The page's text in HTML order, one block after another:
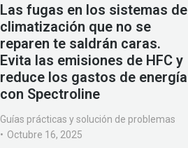
Las fugas en los sistemas de
climatización que no se
reparen te saldrán caras.
Evita las emisiones de HFC y
reduce los gastos de energía
con Spectroline
Guías prácticas y solución de problemas
Octubre 16, 2025